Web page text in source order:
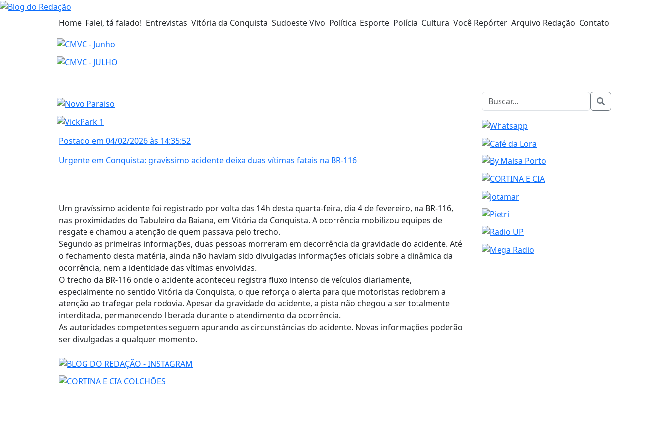
Home Falei, tá falado! Entrevistas Vitória da Conquista Sudoeste Vivo Política Esporte Polícia Cultura Você Repórter Arquivo Redação Contato
Postado em 04/02/2026 às 14:35:52
Urgente em Conquista: gravíssimo acidente deixa duas vítimas fatais na BR-116
Um gravíssimo acidente foi registrado por volta das 14h desta quarta-feira, dia 4 de fevereiro, na BR-116,
nas proximidades do Tabuleiro da Baiana, em Vitória da Conquista. A ocorrência mobilizou equipes de
resgate e chamou a atenção de quem passava pelo trecho.
Segundo as primeiras informações, duas pessoas morreram em decorrência da gravidade do acidente. Até
o fechamento desta matéria, ainda não haviam sido divulgadas informações oficiais sobre a dinâmica da
ocorrência, nem a identidade das vítimas envolvidas.
O trecho da BR-116 onde o acidente aconteceu registra fluxo intenso de veículos diariamente,
especialmente no sentido Vitória da Conquista, o que reforça o alerta para que motoristas redobrem a
atenção ao trafegar pela rodovia. Apesar da gravidade do acidente, a pista não chegou a ser totalmente
interditada, permanecendo liberada durante o atendimento da ocorrência.
As autoridades competentes seguem apurando as circunstâncias do acidente. Novas informações poderão
ser divulgadas a qualquer momento.